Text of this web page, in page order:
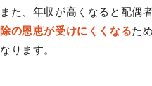
また、年収が高くなると配偶
除の恩恵が受けにくくなるた
なります。